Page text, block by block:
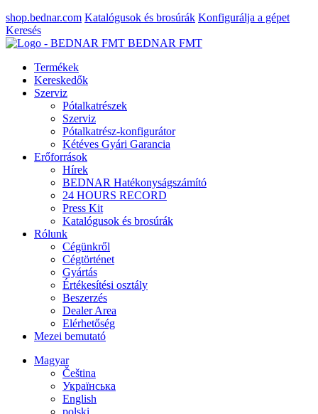
shop.bednar.com Katalógusok és brosúrák Konfigurálja a gépet
Keresés
BEDNAR FMT
Termékek
Kereskedők
Szerviz
Pótalkatrészek
Szerviz
Pótalkatrész-konfigurátor
Kétéves Gyári Garancia
Erőforrások
Hírek
BEDNAR Hatékonyságszámító
24 HOURS RECORD
Press Kit
Katalógusok és brosúrák
Rólunk
Cégünkről
Cégtörténet
Gyártás
Értékesítési osztály
Beszerzés
Dealer Area
Elérhetőség
Mezei bemutató
Magyar
Čeština
Українська
English
polski